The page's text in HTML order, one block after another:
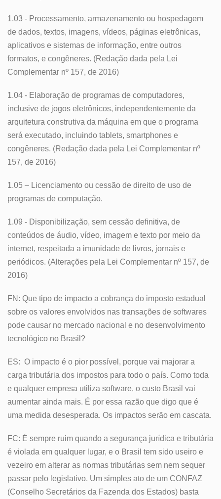
1.03 - Processamento, armazenamento ou hospedagem
de dados, textos, imagens, vídeos, páginas eletrônicas,
aplicativos e sistemas de informação, entre outros
formatos, e congêneres. (Redação dada pela Lei
Complementar nº 157, de 2016)
1.04 - Elaboração de programas de computadores,
inclusive de jogos eletrônicos, independentemente da
arquitetura construtiva da máquina em que o programa
será executado, incluindo tablets, smartphones e
congêneres. (Redação dada pela Lei Complementar nº
157, de 2016)
1.05 – Licenciamento ou cessão de direito de uso de
programas de computação.
1.09 - Disponibilização, sem cessão definitiva, de
conteúdos de áudio, vídeo, imagem e texto por meio da
internet, respeitada a imunidade de livros, jornais e
periódicos. (Alterações pela Lei Complementar nº 157, de
2016)
FN: Que tipo de impacto a cobrança do imposto estadual
sobre os valores envolvidos nas transações de softwares
pode causar no mercado nacional e no desenvolvimento
tecnológico no Brasil?
ES: O impacto é o pior possível, porque vai majorar a
carga tributária dos impostos para todo o país. Como toda
e qualquer empresa utiliza software, o custo Brasil vai
aumentar ainda mais. É por essa razão que digo que é
uma medida desesperada. Os impactos serão em cascata.
FC: É sempre ruim quando a segurança jurídica e tributária
é violada em qualquer lugar, e o Brasil tem sido useiro e
vezeiro em alterar as normas tributárias sem nem sequer
passar pelo legislativo. Um simples ato de um CONFAZ
(Conselho Secretários da Fazenda dos Estados) basta